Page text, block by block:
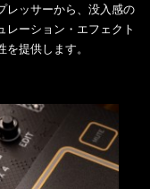
レッサーから、没入感の
レーション・エフェクト
提供します。